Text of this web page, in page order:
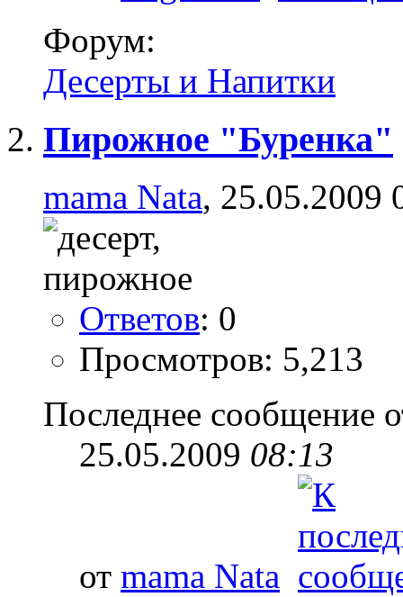
Форум:
Десерты и Напитки
Пирожное "Буренка"
mama Nata, 25.05.2009
Ответов: 0
Просмотров: 5,213
Последнее сообщение
25.05.2009 08:13
от mama Nata